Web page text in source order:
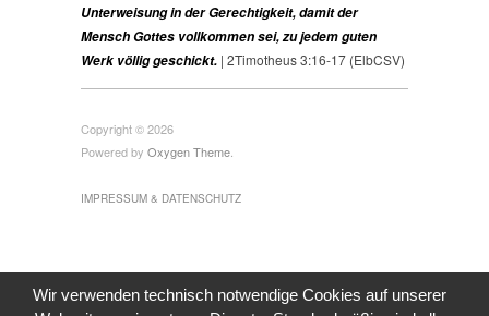
Unterweisung in der Gerechtigkeit, damit der
Mensch Gottes vollkommen sei, zu jedem guten
Werk völlig geschickt. | 2Timotheus 3:16-17 (ElbCSV)
Copyright © 2026
Powered by Oxygen Theme
IMPRESSUM & DATENSCHUTZ
Wir verwenden technisch notwendige Cookies auf unserer